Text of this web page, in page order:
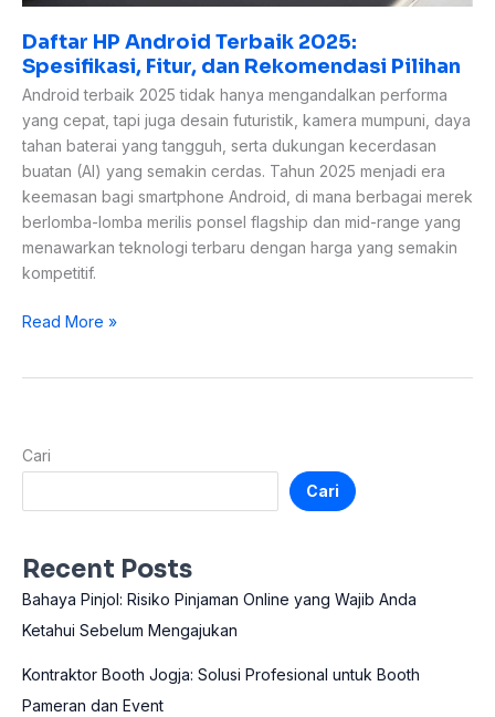
Daftar HP Android Terbaik 2025:
Spesifikasi, Fitur, dan Rekomendasi Pilihan
Android terbaik 2025 tidak hanya mengandalkan performa
yang cepat, tapi juga desain futuristik, kamera mumpuni, daya
tahan baterai yang tangguh, serta dukungan kecerdasan
buatan (AI) yang semakin cerdas. Tahun 2025 menjadi era
keemasan bagi smartphone Android, di mana berbagai merek
berlomba-lomba merilis ponsel flagship dan mid-range yang
menawarkan teknologi terbaru dengan harga yang semakin
kompetitif.
Read More »
Cari
Cari
Recent Posts
Bahaya Pinjol: Risiko Pinjaman Online yang Wajib Anda
Ketahui Sebelum Mengajukan
Kontraktor Booth Jogja: Solusi Profesional untuk Booth
Pameran dan Event